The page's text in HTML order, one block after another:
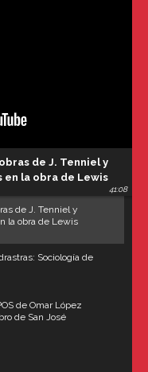
de J. Tenniel y
la obra de Lewis
41:08
de J. Tenniel y
la obra de Lewis
Sociología de
de Omar López
de San José